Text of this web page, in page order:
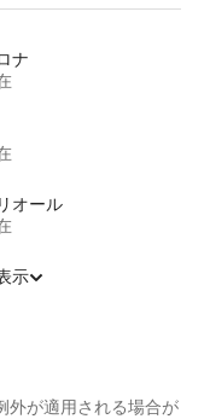
ナ
オール
示
外が適用される場合が